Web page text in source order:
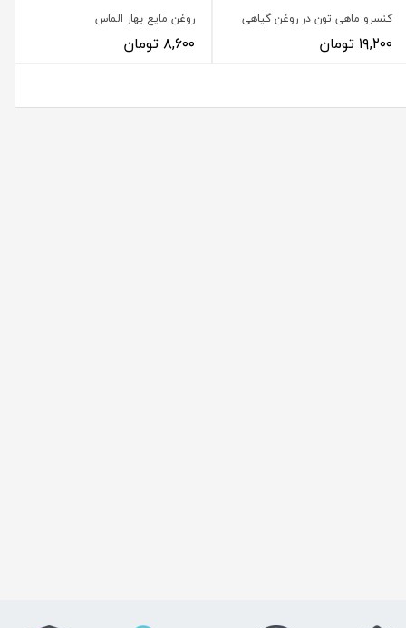
کنسرو ماهی تون در روغن گیاهی
۱۹,۲۰۰ تومان
روغن مایع بهار الماس
۸,۶۰۰ تومان